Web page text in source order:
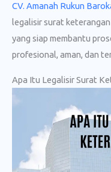
CV. Amanah Rukun
legalisir surat
yang siap membantu
profesional, aman, dan
Apa Itu Legalisir Surat